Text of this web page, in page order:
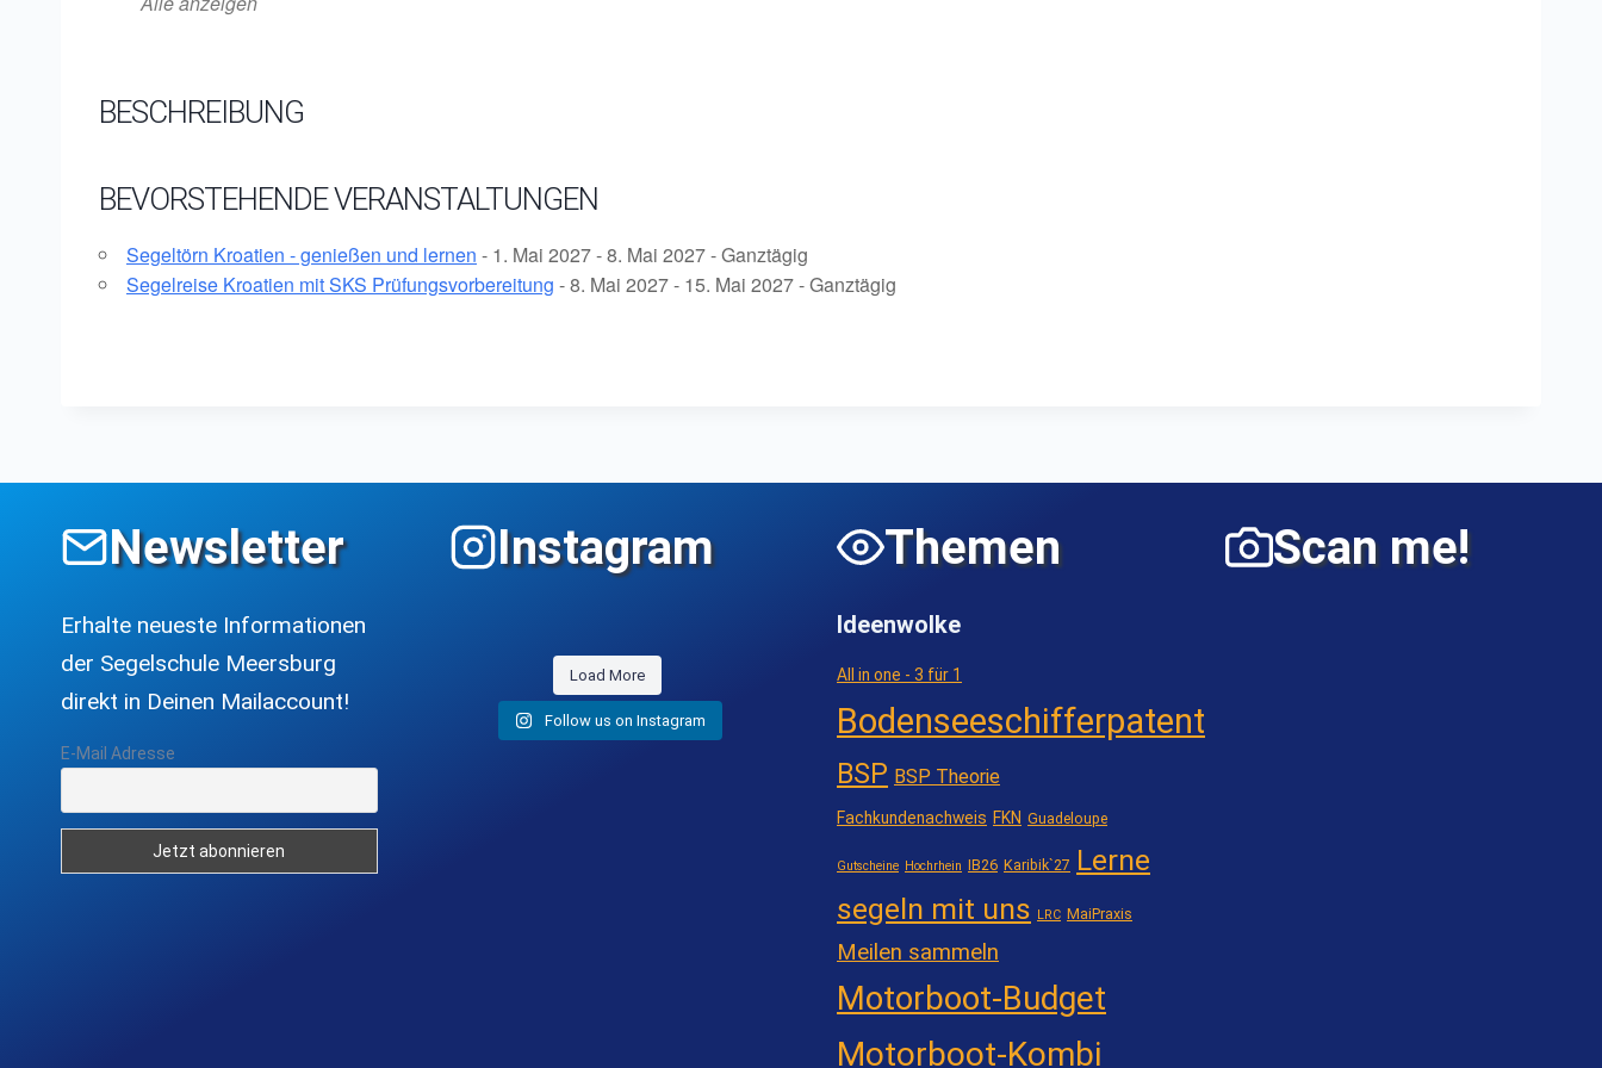
BESCHREIBUNG
BEVORSTEHENDE VERANSTALTUNGEN
Segeltörn Kroatien - genießen und lernen - 1. Mai 2027 - 8. Mai 2027 - Ganztägig
Segelreise Kroatien mit SKS Prüfungsvorbereitung - 8. Mai 2027 - 15. Mai 2027 - Ganztägig
Newsletter
Erhalte neueste Informationen
der Segelschule Meersburg
direkt in Deinen Mailaccount!
E-Mail Adresse
Instagram
Load More
Follow us on Instagram
Themen
Ideenwolke
All in one - 3 für 1
Bodenseeschifferpatent
BSP BSP Theorie
Fachkundenachweis FKN Guadeloupe
Gutscheine Hochrhein IB26 Karibik`27 Lerne
segeln mit uns
LRC MaiPraxis
Meilen sammeln
Motorboot-Budget
Motorboot-Kombi
Scan me!